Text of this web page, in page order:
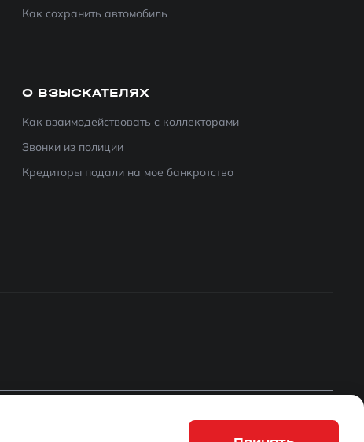
Как сохранить автомобиль
О ВЗЫСКАТЕЛЯХ
Как взаимодействовать с коллекторами
Звонки из полиции
Кредиторы подали на мое банкротство